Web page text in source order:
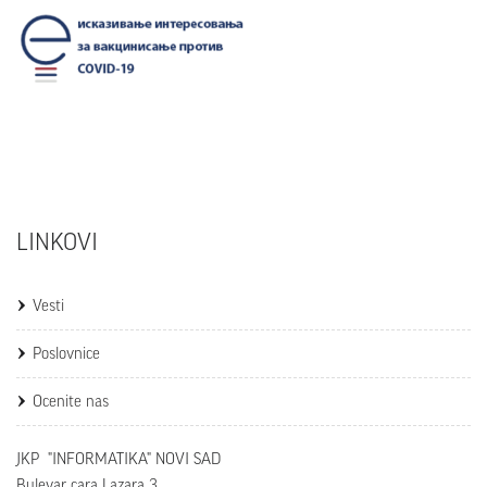
LINKOVI
Vesti
Poslovnice
Ocenite nas
JKP "INFORMATIKA" NOVI SAD